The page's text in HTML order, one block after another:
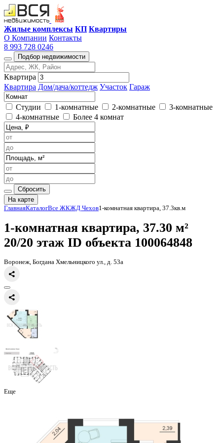
Жилые комплексы КП Квартиры
О Компании Контакты
8 993 728 0246
Подбор недвижимости
Квартира
Квартира Дом/дача/коттедж Участок Гараж
Студии 1-комнатные 2-комнатные
3-комнатные
4-комнатные
Более 4 комнат
Сбросить
На карте
Главная КаталогВсе ЖКЖД Чехов
1-комнатная квартира, 37.30
20/20 этаж
Воронеж, Богдана Хмельницкого ул., д. 53а